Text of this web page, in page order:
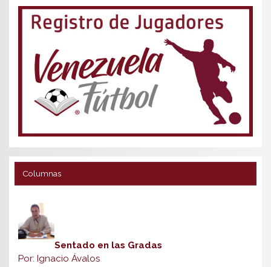
Columnas
Sentado en las Gradas
Por: Ignacio Ávalos